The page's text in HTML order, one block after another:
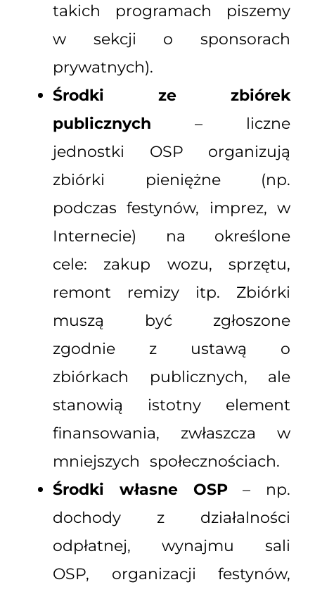
takich programach piszemy
w sekcji o sponsorach
prywatnych).
Środki ze zbiórek
publicznych – liczne
jednostki OSP organizują
zbiórki pieniężne (np.
podczas festynów, imprez, w
Internecie) na określone
cele: zakup wozu, sprzętu,
remont remizy itp. Zbiórki
muszą być zgłoszone
zgodnie z ustawą o
zbiórkach publicznych, ale
stanowią istotny element
finansowania, zwłaszcza w
mniejszych społecznościach.
Środki własne OSP– np.
dochody z działalności
odpłatnej, wynajmu sali
OSP, organizacji festynów,